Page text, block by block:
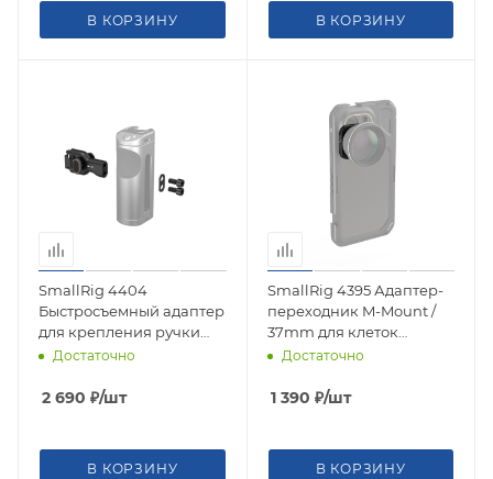
В КОРЗИНУ В КОРЗИНУ
SmallRig 4404
Быстросъемный адаптер
для крепления ручки
Side Handle Quick
Достаточно
2 690 ₽/шт
В КОРЗИНУ
SmallRig 4395 Адаптер-
переходник M-Mount /
37mm для клеток
смартфонов iPhone 11, 12,
Достаточно
1 390 ₽/шт
В КОРЗИНУ